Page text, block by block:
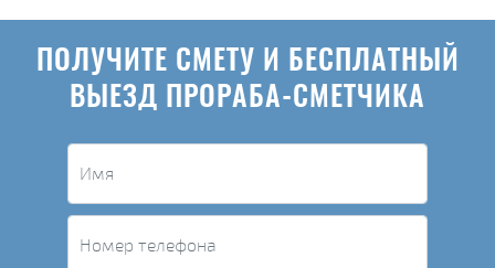
ПОЛУЧИТЕ СМЕТУ И БЕСПЛАТНЫЙ
ВЫЕЗД ПРОРАБА-СМЕТЧИКА